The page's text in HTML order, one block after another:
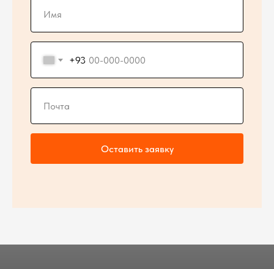
+93
Оставить заявку